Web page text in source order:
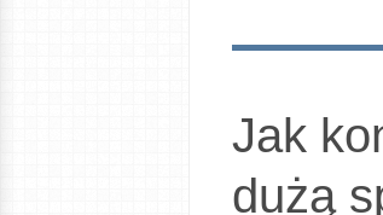
Jak
dużą